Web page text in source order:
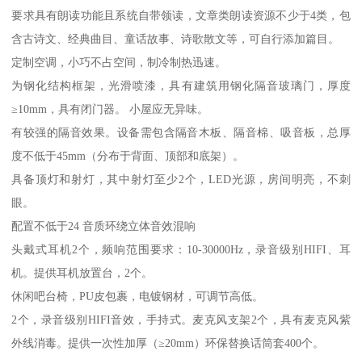
要求具有朗读功能且系统自带领读，文章类朗读资源不少于4类，包
含古诗文、经典曲目、童话故事、诗歌散文等，可自行添加篇目。
定制空调，小巧不占空间，制冷制热迅速。
为钢化结构框架，光滑喷漆，具有建筑用钢化隔音玻璃门，厚度
≥10mm，具有闭门器。 小屋应无异味。
有较强的隔音效果。设备需包含隔音木板、隔音棉、吸音板，总厚
度不低于45mm（分布于背面、顶部和底架）。
具备顶灯和射灯，其中射灯至少2个，LED光源，房间明亮，不刺
眼。
配置不低于24 音质环绕立体音效混响
头戴式耳机2个，频响范围要求：10-30000Hz，录音级别HIFI、耳
机。提供耳机放置台，2个。
休闲吧台椅，PU皮包裹，电镀钢材，可调节高低。
2个，录音级别HIFI音效，手持式。麦克风支架2个，具有麦克风紫
外线消毒。提供一次性加厚（≥20mm）环保替换话筒套400个。